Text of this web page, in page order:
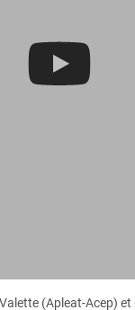
(Apleat-Acep)